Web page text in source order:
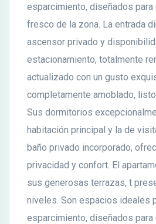
esparcimiento, diseñados
fresco de la zona. La entrada
ascensor privado y
estacionamiento, totalmente
actualizado con un gusto
completamente amoblado,
Sus dormitorios
habitación principal y la de
baño privado incorporado,
privacidad y confort. El
sus generosas terrazas, t
niveles. Son espacios ideales
esparcimiento, diseñados